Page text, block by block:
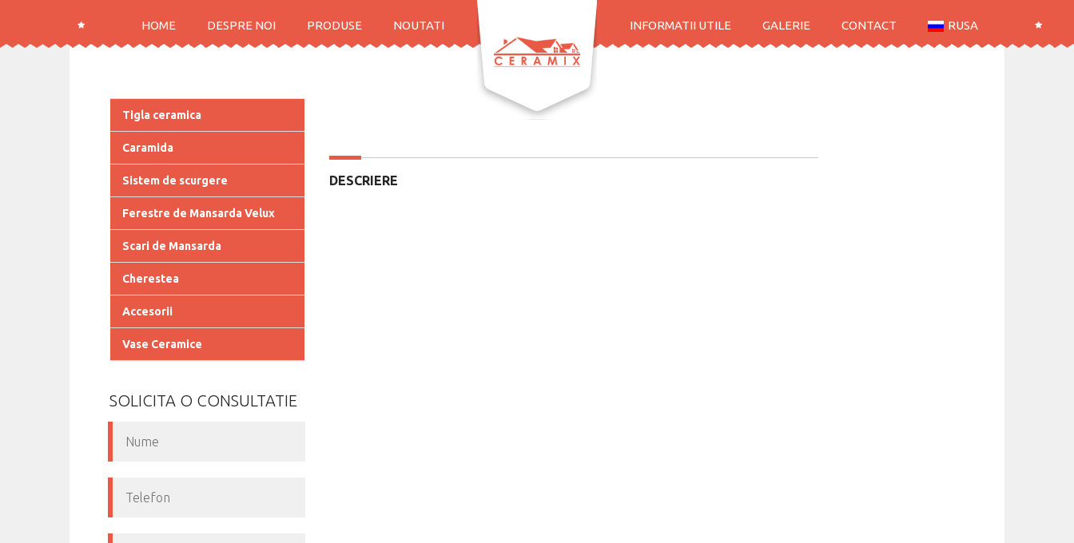
HOME DESPRE NOI PRODUSE NOUTATI INFORMATII UTILE GALERIE CONTACT RUSA
Tigla ceramica
Caramida
Sistem de scurgere
Ferestre de Mansarda Velux
Scari de Mansarda
Cherestea
Accesorii
Vase Ceramice
SOLICITA O CONSULTATIE
DESCRIERE